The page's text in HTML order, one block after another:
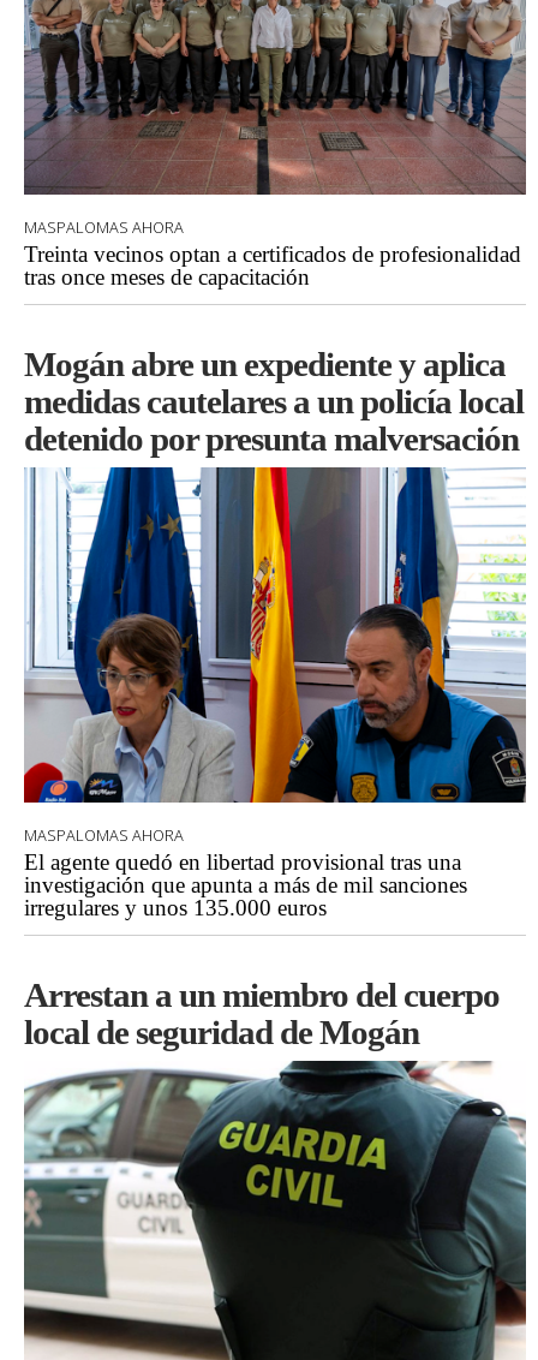
MASPALOMAS AHORA
Treinta vecinos optan a certificados de profesionalidad
tras once meses de capacitación
Mogán abre un expediente y aplica
medidas cautelares a un policía local
detenido por presunta malversación
MASPALOMAS AHORA
El agente quedó en libertad provisional tras una
investigación que apunta a más de mil sanciones
irregulares y unos 135.000 euros
Arrestan a un miembro del cuerpo
local de seguridad de Mogán